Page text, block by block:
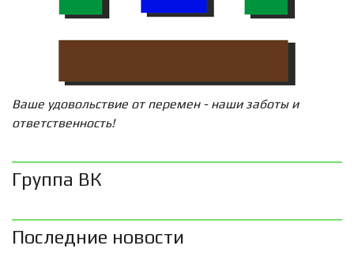
Ваше удовольствие от перемен - наши заботы и
ответственность!
Группа ВК
Последние новости